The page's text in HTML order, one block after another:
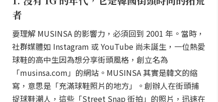
者
要理解 MUSINSA 的影響力，必須回到 2001 年。當時，
社群媒體如 Instagram 或 YouTube 尚未誕生，一位熱愛
球鞋的高中生因為想分享街頭風格，創立名為
「musinsa.com」的網站。MUSINSA 其實是韓文的縮
寫，意思是「充滿球鞋照片的地方」。創辦人在街頭捕
捉球鞋潮人，這些「Street Snap 街拍」的照片，迅速在